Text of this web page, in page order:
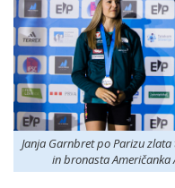
Janja Garnbret po Parizu
in bronasta Američanka